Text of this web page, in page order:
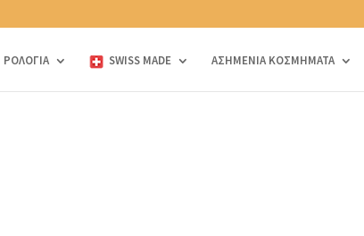
ΡΟΛΟΓΙΑ SWISS MADE ΑΣΗΜΕΝΙΑ ΚΟΣΜΗΜΑΤΑ